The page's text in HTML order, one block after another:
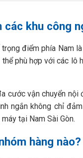
các khu công
điểm phía Nam
phù hợp với các lô
cước vận chuyển
ngắn không chỉ
tại Nam Sài Gòn.
hàng nào?